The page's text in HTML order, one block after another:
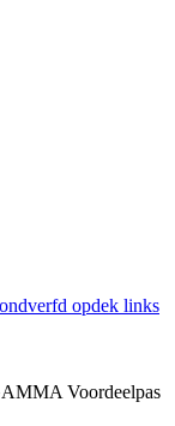
opdek links
Voordeelpas